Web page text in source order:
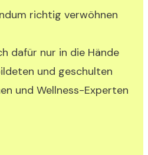
richtig verwöhnen
dafür nur in die Hände
und geschulten
und Wellness-Experten